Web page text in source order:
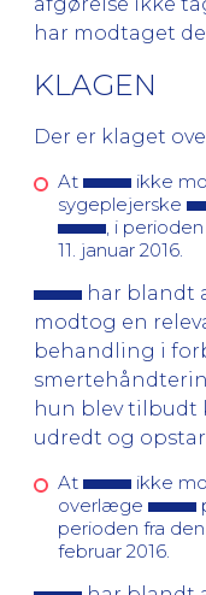
har modtaget
KLAGEN
Der er klaget
At
ikke
sygeplejerske
, i
11. januar 2016.
har blandt
modtog en
behandling i
hun blev tilbudt
udredt og
At
ikke
overlæge
perioden fra den
februar 2016.